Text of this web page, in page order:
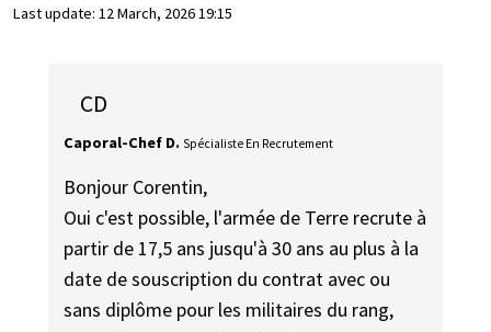
Last update: 12 March, 2026 19:15
CD
Caporal-Chef D. Spécialiste En Recrutement
Bonjour Corentin,
Oui c'est possible, l'armée de Terre recrute à
partir de 17,5 ans jusqu'à 30 ans au plus à la
date de souscription du contrat avec ou
sans diplôme pour les militaires du rang,